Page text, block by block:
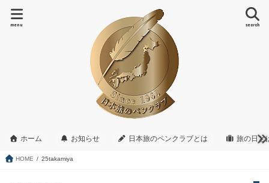
search
menu
ホーム お知らせ 日本旅のペンクラブとは 旅の日と
HOME 25takamiya